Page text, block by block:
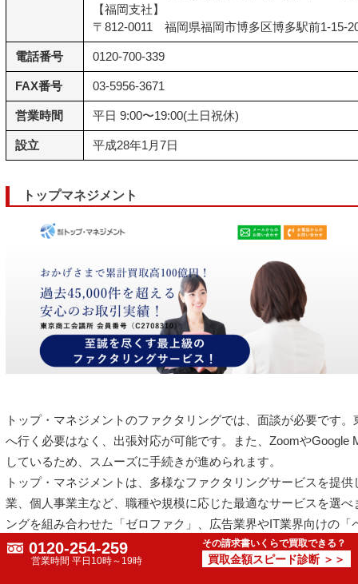
【福岡支社】
〒812-0011 福岡県福岡市博多区博多駅前1-15-
電話番号 0120-700-339
FAX番号 03-5956-3671
営業時間 平日 9:00〜19:00(土日祝休)
設立 平成28年1月7日
トップマネジメント
トップ・マネジメントのファクタリングでは、面談が必要です
へ行く必要はなく、出張対応が可能です。また、ZoomやGoogle
しているため、スムーズに手続きが進められます。
トップ・マネジメントは、多様なファクタリングサービスを提
業、個人事業主など、職種や規模に応じた最適なサービスを選
ングを組み合わせた「ゼロファク」、広告業界やIT業界向けの
用する「電ふぁく」など、他社にはない独自のサービスも充実し
0120-254-259
営業時間 平日10時～19時
その請求書いくらで買取できる？
買取金額スピード診断 ＞＞